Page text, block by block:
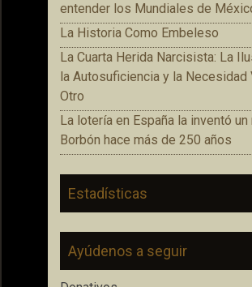
entender los Mundiales de
La Historia Como Embeleso
La Cuarta Herida Narcisista: La
la Autosuficiencia y la Necesidad
Otro
La lotería en España la inventó un
Borbón hace más de 250 años
Estadísticas
Ayúdenos a seguir